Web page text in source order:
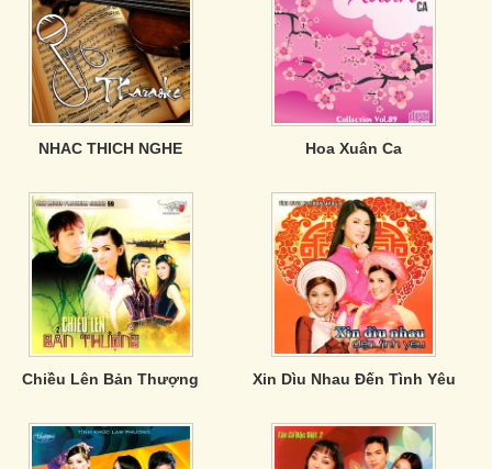
NHAC THICH NGHE Hoa Xuân Ca
Chiều Lên Bản Thượng Xin Dìu Nhau Đến Tình Yêu